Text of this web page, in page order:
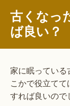
古くなっ
ば良い？
家に眠ってい
こかで役立て
すれば良いので